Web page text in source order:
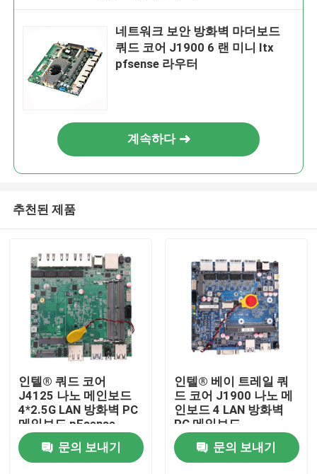
홈
네트워크 보안 방화벽 마더보드
쿼드 코어 J1900 6 랜 미니 Itx
pfsense 라우터
계속하다
추천된 제품
인텔® 쿼드 코어
J4125 나노 메인보드
4*2.5G LAN 방화벽 PC
메인보드 pFsense
문의 보내기
인텔® 베이 트레일 쿼
드 코어 J1900 나노 메
인보드 4 LAN 방화벽
PC 메인보드
문의 보내기